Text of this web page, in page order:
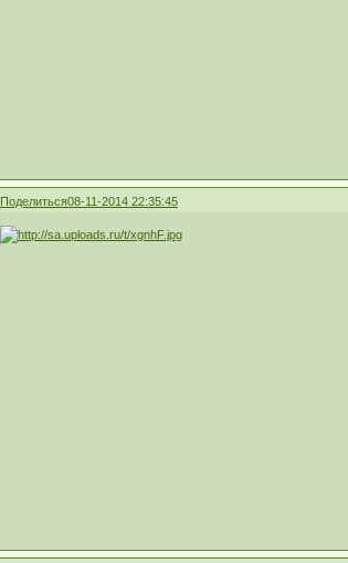
Поделиться08-11-2014 22:35:45